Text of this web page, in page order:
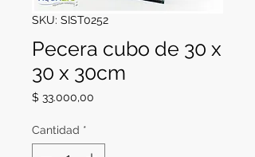
SKU: SIST0252
Pecera cubo de 30 x
30 x 30cm
$ 33.000,00
Cantidad *